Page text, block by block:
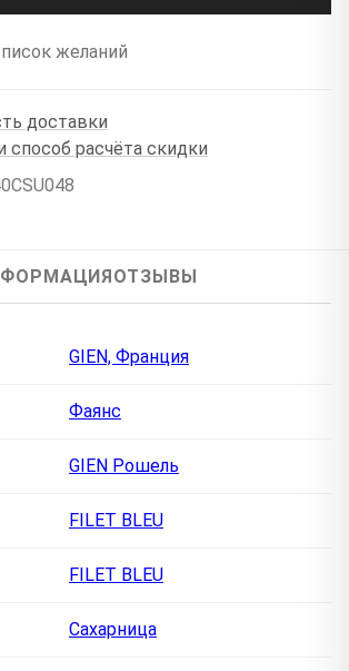
желаний
доставки
способ расчёта скидки
ОТЗЫВЫ
GIEN, Франция
Фаянс
GIEN Рошель
FILET BLEU
FILET BLEU
Сахарница